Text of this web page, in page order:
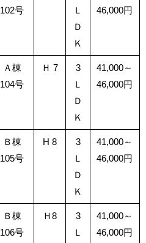
102号
Ｌ
Ｄ
Ｋ
46,000円
Ａ棟
104号
Ｈ 7
3
Ｌ
Ｄ
Ｋ
41,000～
46,000円
Ｂ棟
105号
H 8
3
Ｌ
Ｄ
Ｋ
41,000～
46,000円
Ｂ棟
106号
Ｈ8
3
Ｌ
41,000～
46,000円